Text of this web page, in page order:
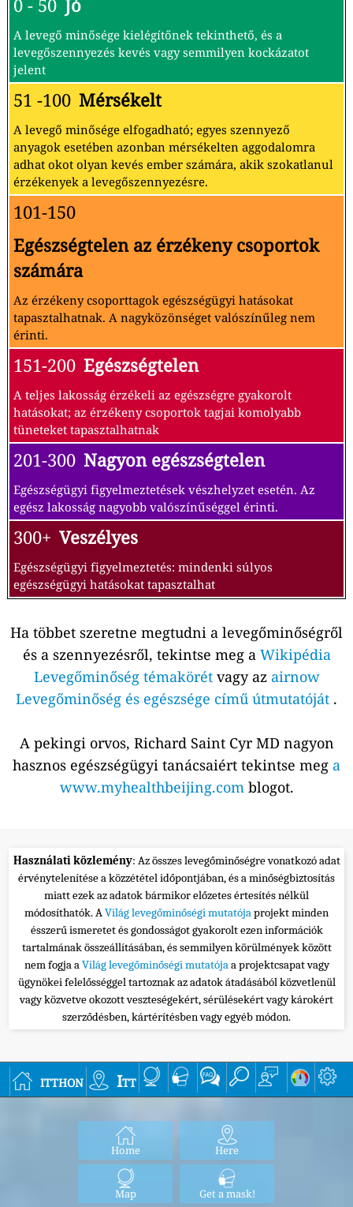
0 - 50 Jó
A levegő minősége kielégítőnek tekinthető, és a
levegőszennyezés kevés vagy semmilyen kockázatot
jelent
51 -100 Mérsékelt
A levegő minősége elfogadható; egyes szennyező
anyagok esetében azonban mérsékelten aggodalomra
adhat okot olyan kevés ember számára, akik szokatlanul
érzékenyek a levegőszennyezésre.
101-150
Egészségtelen az érzékeny csoportok
számára
Az érzékeny csoporttagok egészségügyi hatásokat
tapasztalhatnak. A nagyközönséget valószínűleg nem
érinti.
151-200 Egészségtelen
A teljes lakosság érzékeli az egészségre gyakorolt
hatásokat; az érzékeny csoportok tagjai komolyabb
tüneteket tapasztalhatnak
201-300 Nagyon egészségtelen
Egészségügyi figyelmeztetések vészhelyzet esetén. Az
egész lakosság nagyobb valószínűséggel érinti.
300+ Veszélyes
Egészségügyi figyelmeztetés: mindenki súlyos
egészségügyi hatásokat tapasztalhat
Ha többet szeretne megtudni a levegőminőségről
és a szennyezésről, tekintse meg a Wikipédia
Levegőminőség témakörétvagy az airnow
Levegőminőség és egészsége című útmutatóját .
A pekingi orvos, Richard Saint Cyr MD nagyon
hasznos egészségügyi tanácsaiért tekintse meg a
www.myhealthbeijing.comblogot.
Használati közlemény: Az összes levegőminőségre vonatkozó adat
érvénytelenítése a közzététel időpontjában, és a minőségbiztosítás
miatt ezek az adatok bármikor előzetes értesítés nélkül
módosíthatók. AVilág levegőminőségi mutatójaprojekt minden
ésszerű ismeretet és gondosságot gyakorolt ezen információk
tartalmának összeállításában, és semmilyen körülmények között
nem fogja aVilág levegőminőségi mutatójaa projektcsapat vagy
ügynökei felelősséggel tartoznak az adatok átadásából közvetlenül
vagy közvetve okozott veszteségekért, sérülésekért vagy károkért
szerződésben, kártérítésben vagy egyéb módon.
itthon Itt
Home Here
Map Get a mask!